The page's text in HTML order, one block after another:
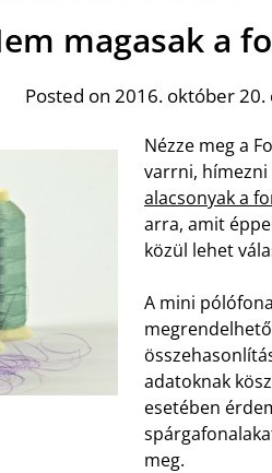
magasak a
Posted on 2016. október
Nézze meg a
varrni, hímezni
alacsonyak a
arra, amit
közül lehet
A mini
adatoknak
esetében
meg.